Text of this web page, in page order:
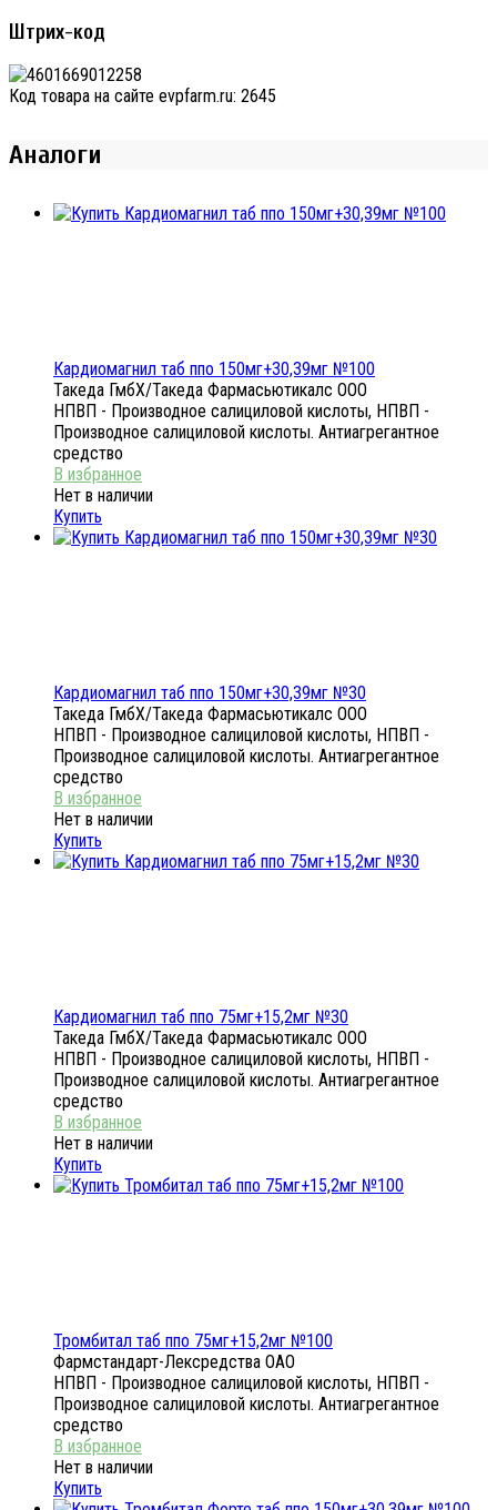
Штрих-код
Код товара на сайте evpfarm.ru: 2645
Аналоги
Кардиомагнил таб ппо 150мг+30,39мг №100
Такеда ГмбХ/Такеда Фармасьютикалс ООО
НПВП - Производное салициловой кислоты, НПВП -
Производное салициловой кислоты. Антиагрегантное
средство
Нет в наличии
Купить
Кардиомагнил таб ппо 150мг+30,39мг №30
Такеда ГмбХ/Такеда Фармасьютикалс ООО
НПВП - Производное салициловой кислоты, НПВП -
Производное салициловой кислоты. Антиагрегантное
средство
Нет в наличии
Купить
Кардиомагнил таб ппо 75мг+15,2мг №30
Такеда ГмбХ/Такеда Фармасьютикалс ООО
НПВП - Производное салициловой кислоты, НПВП -
Производное салициловой кислоты. Антиагрегантное
средство
Нет в наличии
Купить
Тромбитал таб ппо 75мг+15,2мг №100
Фармстандарт-Лексредства ОАО
НПВП - Производное салициловой кислоты, НПВП -
Производное салициловой кислоты. Антиагрегантное
средство
Нет в наличии
Купить